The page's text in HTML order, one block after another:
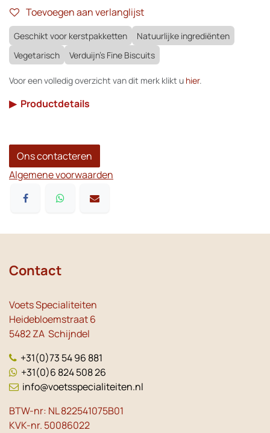
Toevoegen aan verlanglijst
Geschikt voor kerstpakketten
Natuurlijke ingrediënten
Vegetarisch
Verduijn's Fine Biscuits
Voor een volledig overzicht van dit merk klikt u hier.
▶ Productdetails
Ons contacteren
Algemene voorwaarden
Contact
Voets Specialiteiten
Heidebloemstraat 6
5482 ZA Schijndel
+31(0)73 54 96 881
+31(0)6 824 508 26
info@voetsspecialiteiten.nl
BTW-nr: NL 822541075B01
KVK-nr. 50086022